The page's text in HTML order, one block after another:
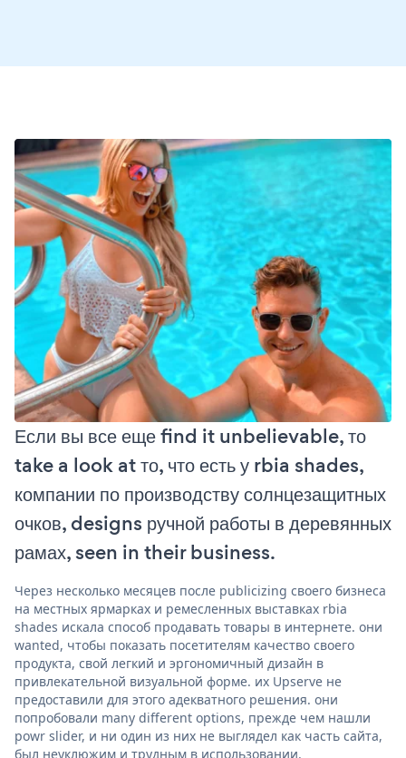
Если вы все еще find it unbelievable, то
take a look at то, что есть у rbia shades,
компании по производству солнцезащитных
очков, designs ручной работы в деревянных
рамах, seen in their business.
Через несколько месяцев после publicizing своего бизнеса
на местных ярмарках и ремесленных выставках rbia
shades искала способ продавать товары в интернете. они
wanted, чтобы показать посетителям качество своего
продукта, свой легкий и эргономичный дизайн в
привлекательной визуальной форме. их Upserve не
предоставили для этого адекватного решения. они
попробовали many different options, прежде чем нашли
powr slider, и ни один из них не выглядел как часть сайта,
был неуклюжим и трудным в использовании.